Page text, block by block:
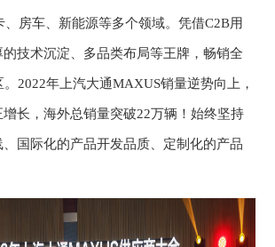
、房车、新能源等多个领域。凭借C2B用
的技术沉淀、多品类布局等王牌，畅销全
2022年上汽大通MAXUS销量逆势向上，
长，海外总销量突破22万辆！始终坚持
国际化的产品开发品质、定制化的产品